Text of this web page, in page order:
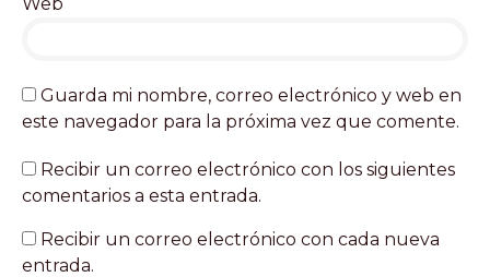
Guarda mi nombre, correo electrónico y web en
este navegador para la próxima vez que comente.
Recibir un correo electrónico con los siguientes
comentarios a esta entrada.
Recibir un correo electrónico con cada nueva
entrada.